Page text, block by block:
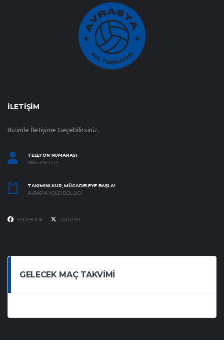
İLETIŞIM
Bizimle İletişime Geçebilirsiniz.
TELEFON NUMARASI
0850 309 44 13
TAKIMINI KUR, MÜCADELEYE BAŞLA!
AVRASYA VOLEYBOL LIGI
FACEBOOK TWITTER
GELECEK MAÇ TAKVIMI